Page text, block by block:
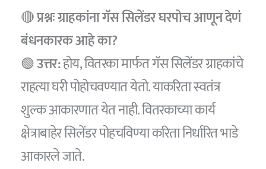
🔴प्रश्नः ग्राहकांना गॅस सिलेंडर घरपोच आणून देणं
बंधनकारक आहे का?
🟢उत्तर:होय, वितरका मार्फत गॅस सिलेंडर ग्राहकांचे
राहत्या घरी पोहोचवण्यात येतो. याकरिता स्वतंत्र
शुल्क आकारणात येत नाही. वितरकाच्या कार्य
क्षेत्राबाहेर सिलेंडर पोहचविण्या करिता निर्धारित भाडे
आकारले जाते.